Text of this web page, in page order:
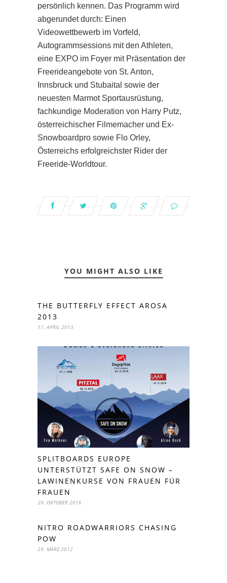
persönlich kennen. Das Programm wird
abgerundet durch: Einen
Videowettbewerb im Vorfeld,
Autogrammsessions mit den Athleten,
eine EXPO im Foyer mit Präsentation der
Freerideangebote von St. Anton,
Innsbruck und Stubaital sowie der
neuesten Marmot Sportausrüstung,
fachkundige Moderation von Harry Putz,
österreichischer Filmemacher und Ex-
Snowboardpro sowie Flo Orley,
Österreichs erfolgreichster Rider der
Freeride-Worldtour.
YOU MIGHT ALSO LIKE
THE BUTTERFLY EFFECT AROSA
2013
11. APRIL 2013
SPLITBOARDS EUROPE
UNTERSTÜTZT SAFE ON SNOW –
LAWINENKURSE VON FRAUEN FÜR
FRAUEN
29. OKTOBER 2016
NITRO ROADWARRIORS CHASING
POW
29. MÄRZ 2012